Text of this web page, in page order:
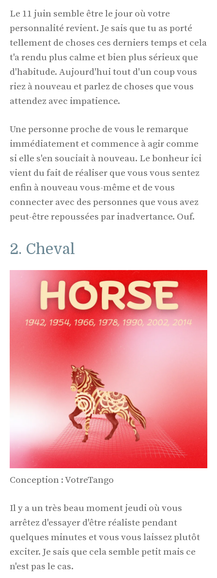
Le 11 juin semble être le jour où votre
personnalité revient. Je sais que tu as porté
tellement de choses ces derniers temps et cela
t'a rendu plus calme et bien plus sérieux que
d'habitude. Aujourd'hui tout d'un coup vous
riez à nouveau et parlez de choses que vous
attendez avec impatience.
Une personne proche de vous le remarque
immédiatement et commence à agir comme
si elle s'en souciait à nouveau. Le bonheur ici
vient du fait de réaliser que vous vous sentez
enfin à nouveau vous-même et de vous
connecter avec des personnes que vous avez
peut-être repoussées par inadvertance. Ouf.
2. Cheval
Conception : VotreTango
Il y a un très beau moment jeudi où vous
arrêtez d'essayer d'être réaliste pendant
quelques minutes et vous vous laissez plutôt
exciter. Je sais que cela semble petit mais ce
n'est pas le cas.